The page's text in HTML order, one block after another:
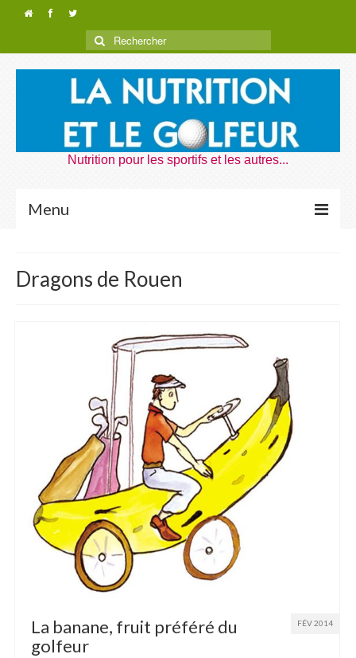
Nutrition pour les sportifs et les autres...
Menu
Dragons de Rouen
Dragons de Rouen
FÉV 2014
La banane, fruit préféré du
golfeur